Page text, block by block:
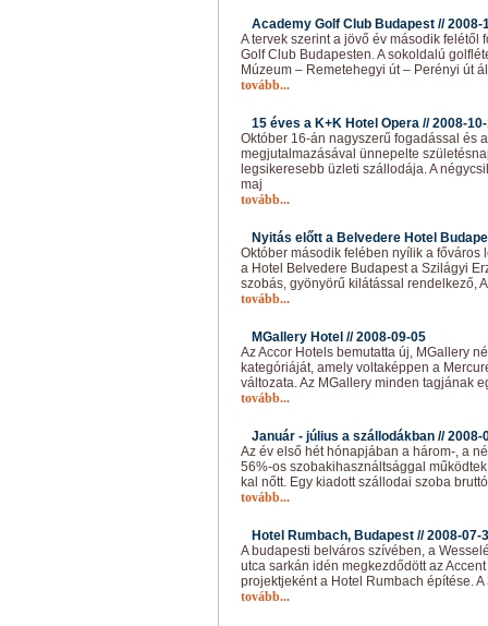
Academy Golf Club Budapest //2008-
A tervek szerint a jövő év második felétől
Golf Club Budapesten. A sokoldalú
Múzeum – Remetehegyi út – Perényi út
tovább...
15 éves a K+K Hotel Opera //2008-
Október 16-án nagyszerű fogadással és
megjutalmazásával ünnepelte
legsikeresebb üzleti szállodája. A
maj
tovább...
Nyitás előtt a Belvedere Hotel
Október második felében nyílik a
a Hotel Belvedere Budapest a Szilágyi
szobás, gyönyörű kilátással rendelkező,
tovább...
MGallery Hotel //2008-09-05
Az Accor Hotels bemutatta új, MGallery
kategóriáját, amely voltaképpen a
változata. Az MGallery minden tagjának
tovább...
Január - július a szállodákban //2008-
Az év első hét hónapjában a három-, a
56%-os szobakihasználtsággal
kal nőtt. Egy kiadott szállodai szoba
tovább...
Hotel Rumbach, Budapest //2008-07-
A budapesti belváros szívében, a
utca sarkán idén megkezdődött az
projektjeként a Hotel Rumbach építése.
tovább...